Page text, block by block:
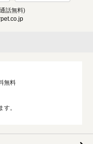
話無料)
無料
。